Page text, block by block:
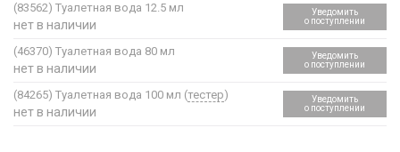
(83562) Туалетная вода 12.5 мл
нет в наличии
Уведомить
о поступлении
(46370) Туалетная вода 80 мл
нет в наличии
Уведомить
о поступлении
(84265) Туалетная вода 100 мл (тестер)
нет в наличии
Уведомить
о поступлении